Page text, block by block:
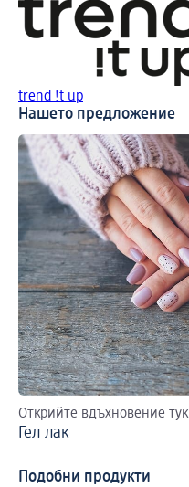
trend !t up
Нашето предложение
Открийте вдъхновение тук
Гел лак
Подобни продукти